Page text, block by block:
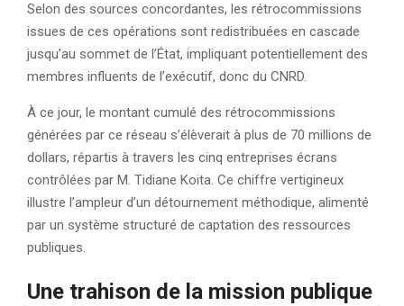
Selon des sources concordantes, les rétrocommissions
issues de ces opérations sont redistribuées en cascade
jusqu’au sommet de l’État, impliquant potentiellement des
membres influents de l’exécutif, donc du CNRD.
À ce jour, le montant cumulé des rétrocommissions
générées par ce réseau s’élèverait à plus de 70 millions de
dollars, répartis à travers les cinq entreprises écrans
contrôlées par M. Tidiane Koita. Ce chiffre vertigineux
illustre l’ampleur d’un détournement méthodique, alimenté
par un système structuré de captation des ressources
publiques.
Une trahison de la mission publique